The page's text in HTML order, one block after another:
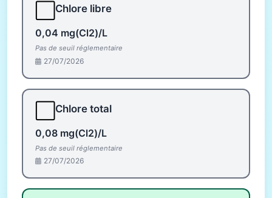
Chlore libre
0,04 mg(Cl2)/L
Pas de seuil réglementaire
27/07/2026
Chlore total
0,08 mg(Cl2)/L
Pas de seuil réglementaire
27/07/2026